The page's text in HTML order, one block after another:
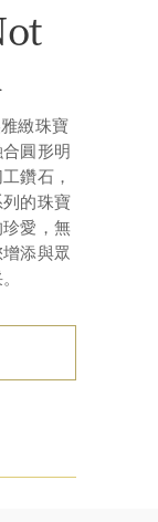
緻珠寶
圓形明
鑽石，
的珠寶
愛，無
添與眾